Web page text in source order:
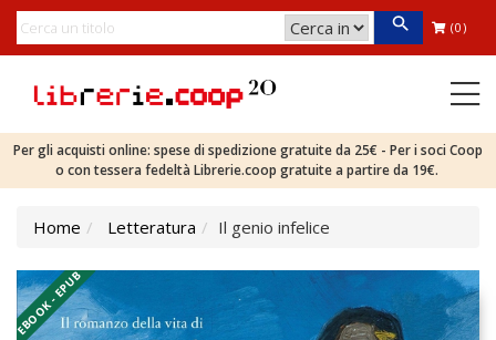
(0)
Per gli acquisti online: spese di spedizione gratuite da 25€ - Per i soci Coop
o con tessera fedeltà Librerie.coop gratuite a partire da 19€.
Home Letteratura Il genio infelice
EBOOK - EPUB